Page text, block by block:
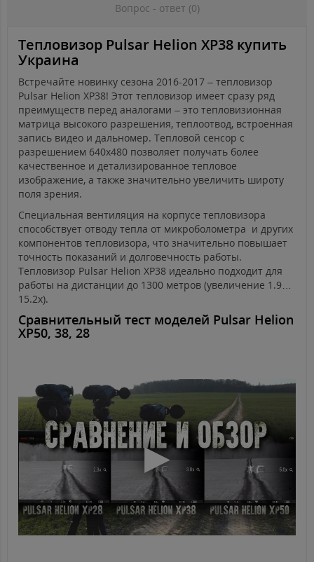
Вопрос - ответ (0)
Тепловизор Pulsar Helion XP38 купить
Украина
Встречайте новинку сезона 2016-2017 – тепловизор
Pulsar Helion XP38! Этот тепловизор имеет сразу ряд
преимуществ перед аналогами – это тепловизионная
матрица высокого разрешения, теплоотвод, встроенная
запись видео и дальномер. Тепловой сенсор с
разрешением 640x480 позволяет получать более
качественное и детализированное тепловое
изображение, а также значительно увеличить широту
поля зрения.
Специальная вентиляция на корпусе тепловизора
способствует отводу тепла от микроболометра и других
компонентов тепловизора, что значительно повышает
точность показаний и долговечность работы.
Тепловизор Pulsar Helion XP38 идеально подходит для
работы на дистанции до 1300 метров (увеличение 1.9…
15.2х).
Сравнительный тест моделей Pulsar Helion
XP50, 38, 28